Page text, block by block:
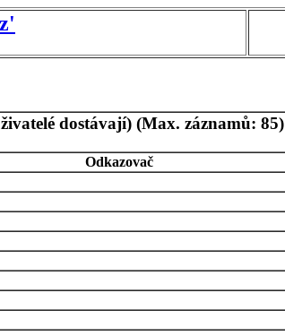
dostávají) (Max. záznamů: 85)
Odkazovač